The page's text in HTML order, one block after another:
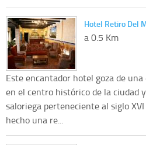
Hotel Retiro Del
a 0.5 Km
Este encantador hotel goza de
en el centro histórico de la ciudad
saloriega perteneciente al siglo
hecho una re...